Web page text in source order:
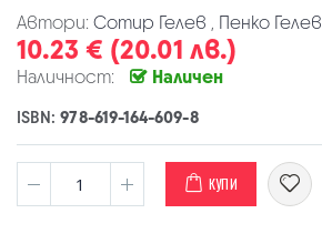
Автори: Сотир Гелев , Пенко Гелев
10.23 € (20.01 лв.)
Наличност: Наличен
ISBN:978-619-164-609-8
КУПИ